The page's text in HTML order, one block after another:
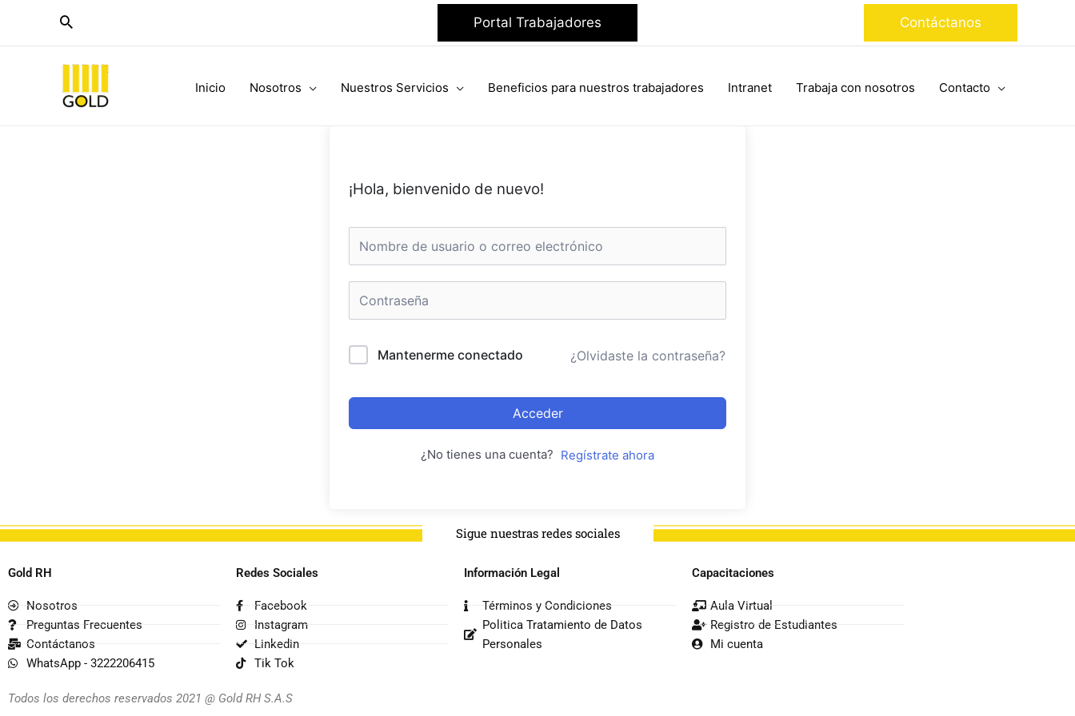
contenido
Portal Trabajadores Contáctanos
Inicio Nosotros Nuestros Servicios Beneficios para nuestros trabajadores Intranet Trabaja con nosotros Contacto
¡Hola, bienvenido de nuevo!
Mantenerme conectado ¿Olvidaste la contraseña?
Acceder
¿No tienes una cuenta? Regístrate ahora
Sigue nuestras redes sociales
Gold RH
Nosotros
Preguntas Frecuentes
Contáctanos
WhatsApp - 3222206415
Redes Sociales
Facebook
Instagram
Linkedin
Tik Tok
Información Legal
Términos y Condiciones
Politica Tratamiento de Datos
Personales
Capacitaciones
Aula Virtual
Registro de Estudiantes
Mi cuenta
Todos los derechos reservados 2021 @ Gold RH S.A.S